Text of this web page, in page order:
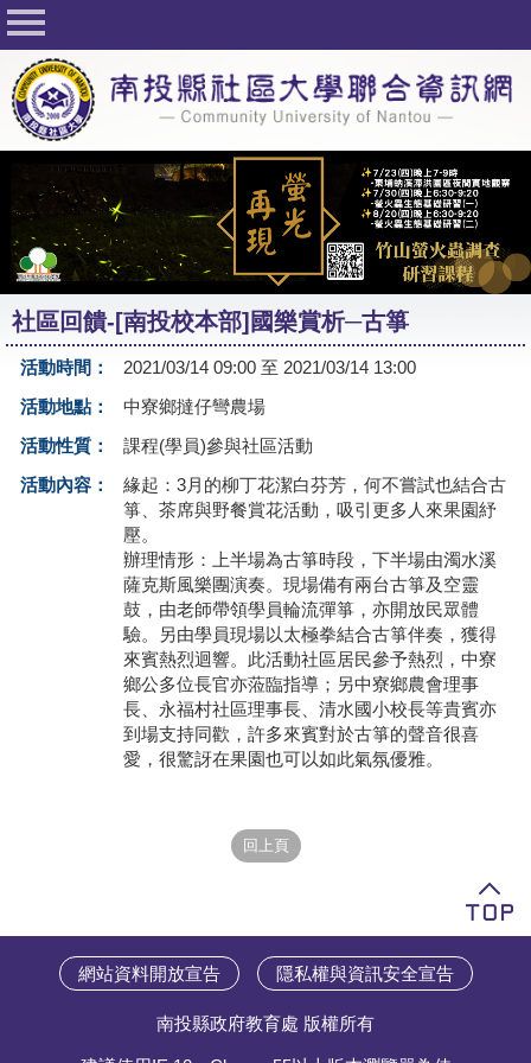
回首頁
關於社大
公佈欄
行事曆
最新活動
活動花絮
課程一覽表
志工與社團
友站連結
社區回饋-[南投校本部]國樂賞析─古箏
活動時間：
2021/03/14 09:00 至 2021/03/14 13:00
活動地點：
中寮鄉撻仔彎農場
活動性質：
課程(學員)參與社區活動
活動內容：
緣起：3月的柳丁花潔白芬芳，何不嘗試也結合古
箏、茶席與野餐賞花活動，吸引更多人來果園紓
壓。
辦理情形：上半場為古箏時段，下半場由濁水溪
薩克斯風樂團演奏。現場備有兩台古箏及空靈
鼓，由老師帶領學員輪流彈箏，亦開放民眾體
驗。另由學員現場以太極拳結合古箏伴奏，獲得
來賓熱烈迴響。此活動社區居民參予熱烈，中寮
鄉公多位長官亦蒞臨指導；另中寮鄉農會理事
長、永福村社區理事長、清水國小校長等貴賓亦
到場支持同歡，許多來賓對於古箏的聲音很喜
愛，很驚訝在果園也可以如此氣氛優雅。
網站資料開放宣告 隱私權與資訊安全宣告
南投縣政府教育處 版權所有